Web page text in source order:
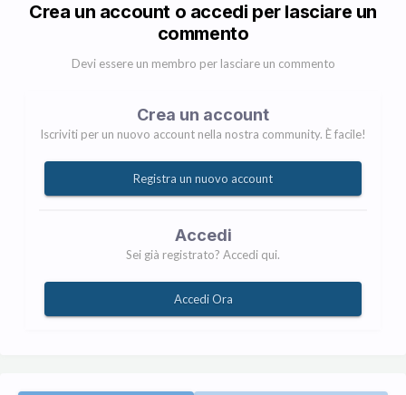
Crea un account o accedi per lasciare un
commento
Devi essere un membro per lasciare un commento
Crea un account
Iscriviti per un nuovo account nella nostra community. È facile!
Registra un nuovo account
Accedi
Sei già registrato? Accedi qui.
Accedi Ora